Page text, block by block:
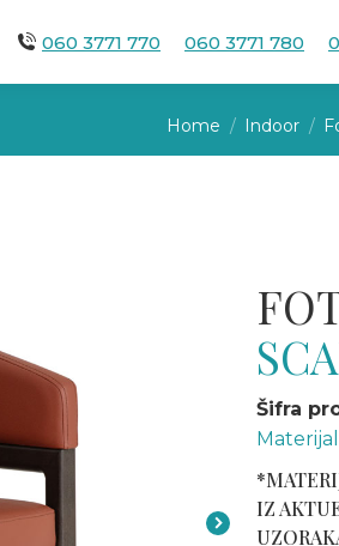
060 3771 770 060 3771 780
You are here:
Home Indoor
Šifra
IZ